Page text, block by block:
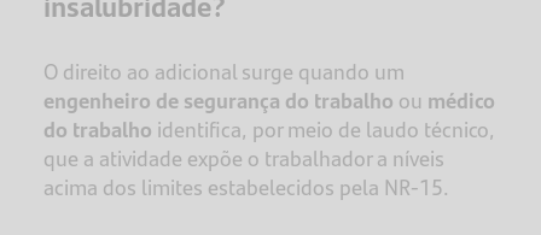
O direito ao adicional surge quando um
engenheiro de segurança do trabalho ou médico
do trabalho identifica, por meio de laudo técnico,
que a atividade expõe o trabalhador a níveis
acima dos limites estabelecidos pela NR-15.